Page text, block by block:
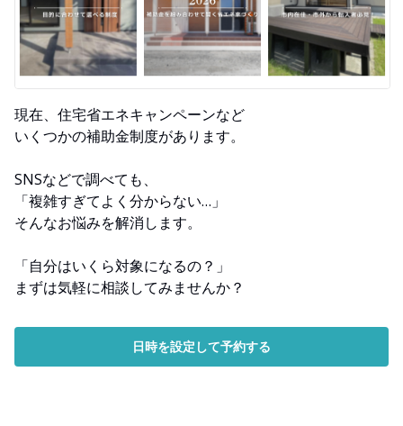
現在、住宅省エネキャンペーンなど
いくつかの補助金制度があります。
SNSなどで調べても、
「複雑すぎてよく分からない…」
そんなお悩みを解消します。
「自分はいくら対象になるの？」
まずは気軽に相談してみませんか？
日時を設定して予約する